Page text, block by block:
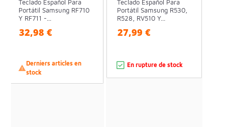
Teclado Español Para
Portátil Samsung RF710
Y RF711 -...
32,98 €

Derniers articles en
stock
Teclado Español Para
Portátil Samsung R530,
R528, RV510 Y...
27,99 €
En rupture de stock